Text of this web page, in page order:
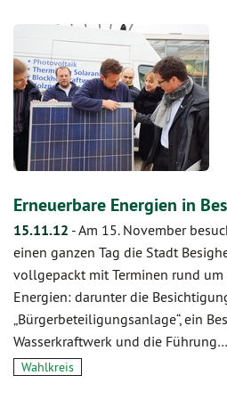
Erneuerbare Energien in
15.11.12 -Am 15. November
einen ganzen Tag die Stadt
vollgepackt mit Terminen rund um
Energien: darunter die
„Bürgerbeteiligungsanlage“, ein
Wasserkraftwerk und die Führung…
Wahlkreis